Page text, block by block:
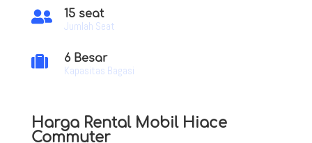
 15 seat
Jumlah Seat
 6 Besar
Kapasitas Bagasi
Harga Rental Mobil Hiace
Commuter